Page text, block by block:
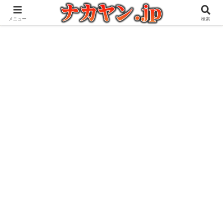
アウトドアとガジェット好きな管理人の愉快な日々を綴るブログ
メニュー 検索